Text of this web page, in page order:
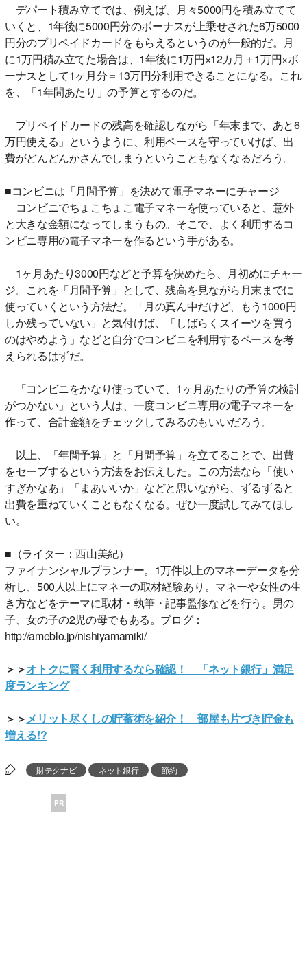
デパート積み立てでは、例えば、月々5000円を積み立てて
いくと、1年後に5000円分のボーナスが上乗せされた6万5000
円分のプリペイドカードをもらえるというのが一般的だ。月
に1万円積み立てた場合は、1年後に1万円×12カ月＋1万円×ボ
ーナスとして1ヶ月分＝13万円分利用できることになる。これ
を、「1年間あたり」の予算とするのだ。
プリペイドカードの残高を確認しながら「年末まで、あと6
万円使える」というように、利用ペースを守っていけば、出
費がどんどんかさんでしまうということもなくなるだろう。
■コンビニは「月間予算」を決めて電子マネーにチャージ
コンビニでちょこちょこ電子マネーを使っていると、意外
と大きな金額になってしまうもの。そこで、よく利用するコ
ンビニ専用の電子マネーを作るという手がある。
1ヶ月あたり3000円などと予算を決めたら、月初めにチャー
ジ。これを「月間予算」として、残高を見ながら月末までに
使っていくという方法だ。「月の真ん中だけど、もう1000円
しか残っていない」と気付けば、「しばらくスイーツを買う
のはやめよう」などと自分でコンビニを利用するペースを考
えられるはずだ。
「コンビニをかなり使っていて、1ヶ月あたりの予算の検討
がつかない」という人は、一度コンビニ専用の電子マネーを
作って、合計金額をチェックしてみるのもいいだろう。
以上、「年間予算」と「月間予算」を立てることで、出費
をセーブするという方法をお伝えした。この方法なら「使い
すぎかなあ」「まあいいか」などと思いながら、ずるずると
出費を重ねていくこともなくなる。ぜひ一度試してみてほし
い。
■（ライター：西山美紀）
ファイナンシャルプランナー。1万件以上のマネーデータを分
析し、500人以上にマネーの取材経験あり。マネーや女性の生
き方などをテーマに取材・執筆・記事監修などを行う。男の
子、女の子の2児の母でもある。ブログ：
http://ameblo.jp/nishiyamamiki/
＞＞オトクに賢く利用するなら確認！ 「ネット銀行」満足
度ランキング
＞＞ メリット尽くしの貯蓄術を紹介！ 部屋も片づき貯金も
増える!?
財テクナビ ネット銀行 節約
PR